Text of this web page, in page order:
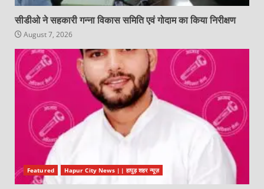
सीडीओ ने सहकारी गन्ना विकास समिति एवं गोदाम का किया निरीक्षण
August 7, 2026
Featured Hapur City News || हापुड़ शहर न्यूज़